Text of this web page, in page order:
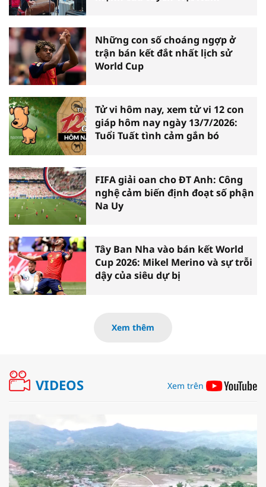
Những con số choáng ngợp ở
trận bán kết đắt nhất lịch sử
World Cup
Tử vi hôm nay, xem tử vi 12 con
giáp hôm nay ngày 13/7/2026:
Tuổi Tuất tình cảm gắn bó
FIFA giải oan cho ĐT Anh: Công
nghệ cảm biến định đoạt số phận
Na Uy
Tây Ban Nha vào bán kết World
Cup 2026: Mikel Merino và sự trỗi
dậy của siêu dự bị
Xem thêm
VIDEOS Xem trên